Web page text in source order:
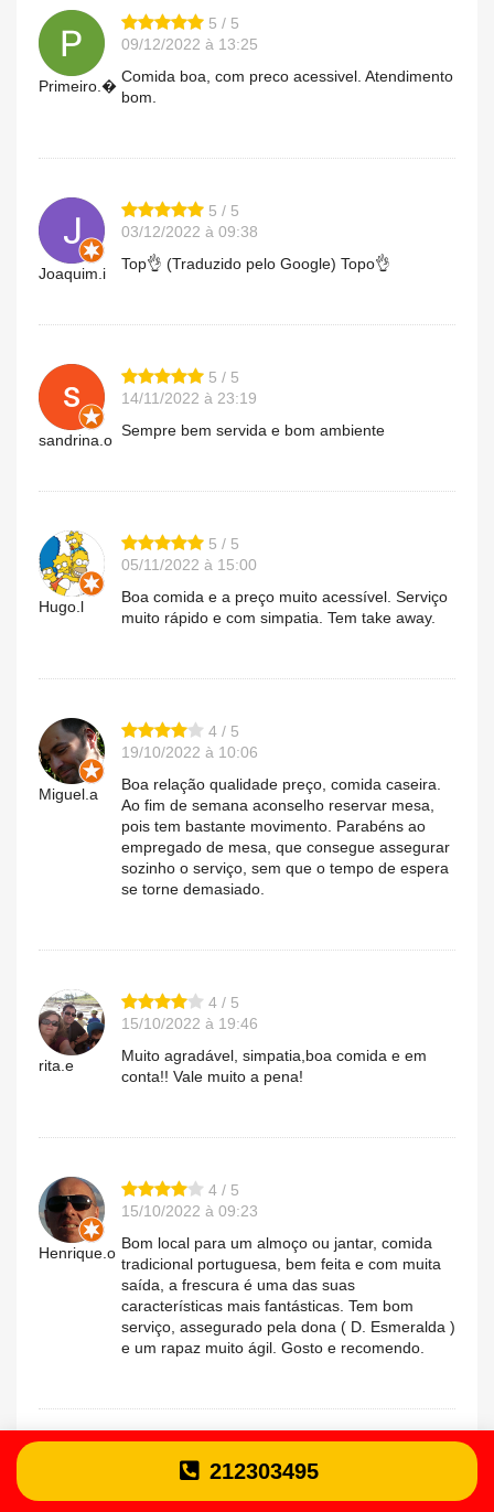
Primeiro.�
5 / 5
09/12/2022 à 13:25
Comida boa, com preco acessivel. Atendimento
bom.
Joaquim.i
5 / 5
03/12/2022 à 09:38
Top👌 (Traduzido pelo Google) Topo👌
sandrina.o
5 / 5
14/11/2022 à 23:19
Sempre bem servida e bom ambiente
Hugo.l
5 / 5
05/11/2022 à 15:00
Boa comida e a preço muito acessível. Serviço
muito rápido e com simpatia. Tem take away.
Miguel.a
4 / 5
19/10/2022 à 10:06
Boa relação qualidade preço, comida caseira.
Ao fim de semana aconselho reservar mesa,
pois tem bastante movimento. Parabéns ao
empregado de mesa, que consegue assegurar
sozinho o serviço, sem que o tempo de espera
se torne demasiado.
rita.e
4 / 5
15/10/2022 à 19:46
Muito agradável, simpatia,boa comida e em
conta!! Vale muito a pena!
Henrique.o
4 / 5
15/10/2022 à 09:23
Bom local para um almoço ou jantar, comida
tradicional portuguesa, bem feita e com muita
saída, a frescura é uma das suas
características mais fantásticas. Tem bom
serviço, assegurado pela dona ( D. Esmeralda )
e um rapaz muito ágil. Gosto e recomendo.
4 / 5
08/10/2022 à 08:01212303495